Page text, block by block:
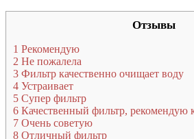
Отзывы
1 Рекомендую
2 Не пожалела
3 Фильтр качественно очищает воду
4 Устраивает
5 Супер фильтр
6 Качественный фильтр, рекомендую
7 Очень советую
8 Отличный фильтр